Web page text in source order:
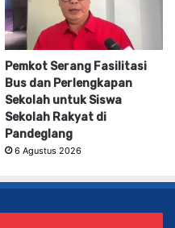
Pemkot Serang Fasilitasi
Bus dan Perlengkapan
Sekolah untuk Siswa
Sekolah Rakyat di
Pandeglang
6 Agustus 2026